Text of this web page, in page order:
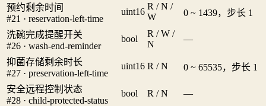
预约剩余时间
#21 · reservation-left-time
uint16
R / N /
W
0 ~ 1439，步长 1
洗碗完成提醒开关
#26 · wash-end-reminder
bool
R / W /
N
—
抑菌存储剩余时长
#27 · preservation-left-time
uint16 R / N 0 ~ 65535，步长 1
安全远程控制状态
#28 · child-protected-status
bool R / N —